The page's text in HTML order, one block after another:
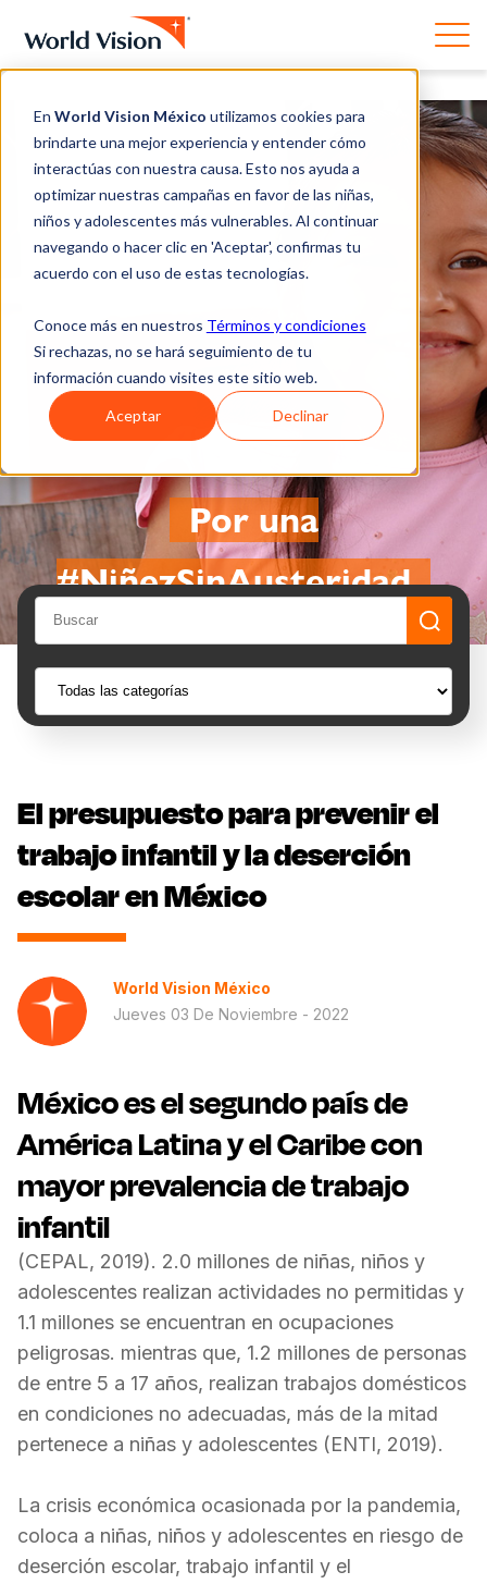
En World Vision México utilizamos cookies para
brindarte una mejor experiencia y entender cómo
interactúas con nuestra causa. Esto nos ayuda a
optimizar nuestras campañas en favor de las niñas,
niños y adolescentes más vulnerables. Al continuar
navegando o hacer clic en 'Aceptar', confirmas tu
acuerdo con el uso de estas tecnologías.
Conoce más en nuestros Términos y condiciones
Si rechazas, no se hará seguimiento de tu
información cuando visites este sitio web.
Aceptar Declinar
Por una
#NiñezSinAusteridad
El presupuesto para prevenir el
trabajo infantil y la deserción
escolar en México
World Vision México
Jueves 03 De Noviembre - 2022
México es el segundo país de
América Latina y el Caribe con
mayor prevalencia de trabajo
infantil
(CEPAL, 2019). 2.0 millones de niñas, niños y
adolescentes realizan actividades no permitidas y
1.1 millones se encuentran en ocupaciones
peligrosas. mientras que, 1.2 millones de personas
de entre 5 a 17 años, realizan trabajos domésticos
en condiciones no adecuadas, más de la mitad
pertenece a niñas y adolescentes (ENTI, 2019).
La crisis económica ocasionada por la pandemia,
coloca a niñas, niños y adolescentes en riesgo de
deserción escolar, trabajo infantil y el